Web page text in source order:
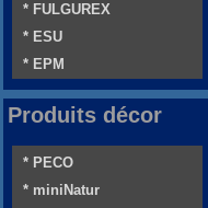
* FULGUREX
* ESU
* EPM
Produits décor
* PECO
* miniNatur